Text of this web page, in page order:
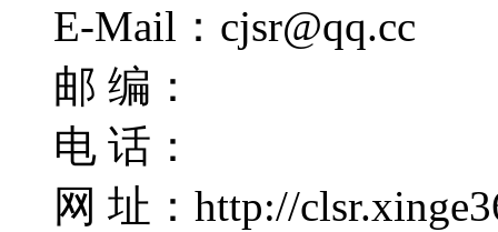
E-Mail：cjsr@qq.cc
邮 编：
电 话：
网 址：http://